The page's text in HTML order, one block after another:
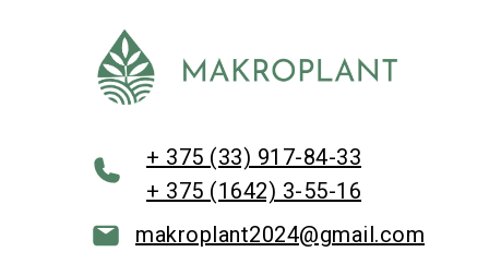
+ 375 (33) 917-84-33
makroplant2024@gmail.com
+ 375 (1642) 3-55-16